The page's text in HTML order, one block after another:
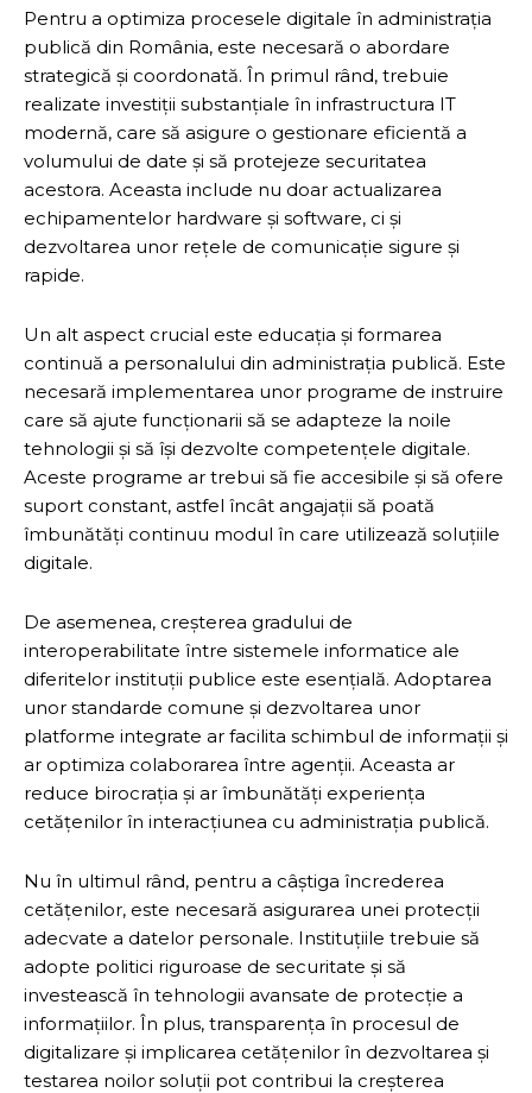
Pentru a optimiza procesele digitale în administrația
publică din România, este necesară o abordare
strategică și coordonată. În primul rând, trebuie
realizate investiții substanțiale în infrastructura IT
modernă, care să asigure o gestionare eficientă a
volumului de date și să protejeze securitatea
acestora. Aceasta include nu doar actualizarea
echipamentelor hardware și software, ci și
dezvoltarea unor rețele de comunicație sigure și
rapide.
Un alt aspect crucial este educația și formarea
continuă a personalului din administrația publică. Este
necesară implementarea unor programe de instruire
care să ajute funcționarii să se adapteze la noile
tehnologii și să își dezvolte competențele digitale.
Aceste programe ar trebui să fie accesibile și să ofere
suport constant, astfel încât angajații să poată
îmbunătăți continuu modul în care utilizează soluțiile
digitale.
De asemenea, creșterea gradului de
interoperabilitate între sistemele informatice ale
diferitelor instituții publice este esențială. Adoptarea
unor standarde comune și dezvoltarea unor
platforme integrate ar facilita schimbul de informații și
ar optimiza colaborarea între agenții. Aceasta ar
reduce birocrația și ar îmbunătăți experiența
cetățenilor în interacțiunea cu administrația publică.
Nu în ultimul rând, pentru a câștiga încrederea
cetățenilor, este necesară asigurarea unei protecții
adecvate a datelor personale. Instituțiile trebuie să
adopte politici riguroase de securitate și să
investească în tehnologii avansate de protecție a
informațiilor. În plus, transparența în procesul de
digitalizare și implicarea cetățenilor în dezvoltarea și
testarea noilor soluții pot contribui la creșterea